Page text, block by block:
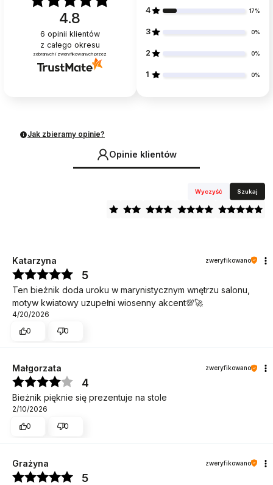
4.8
6 opinii klientów
z całego okresu
zebranych i zweryfikowanych przez
4 17%
3 0%
2 0%
1 0%
Jak zbieramy opinie?
Opinie klientów
Wyczyść Szukaj
Katarzyna zweryfikowano
5
Ten bieżnik doda uroku w marynistycznym wnętrzu salonu,
motyw kwiatowy uzupełni wiosenny akcent💯🚀
4/20/2026
0
0
Małgorzata zweryfikowano
4
Bieżnik pięknie się prezentuje na stole
2/10/2026
0
0
Grażyna zweryfikowano
5